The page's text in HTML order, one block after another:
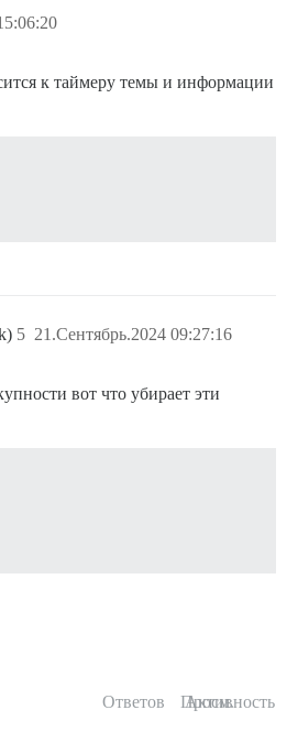
к таймеру темы и информации
21.Сентябрь.2024 09:27:16
5
вот что убирает эти
Ответов Просм.
Активность